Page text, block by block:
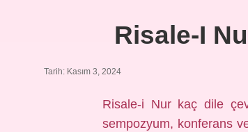
Risale-I
Tarih: Kasım 3, 2024
Risale-i Nur kaç dile
sempozyum, konferans